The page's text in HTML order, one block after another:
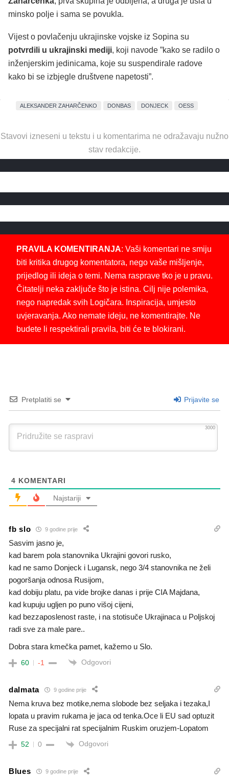
minsko polje i sama se povukla.
Vijest o povlačenju ukrajinske vojske iz Sopina su
potvrdili u ukrajinski mediji, koji navode ”kako se radilo o
inženjerskim jedinicama, koje su suspendirale radove
kako bi se izbjegle društvene napetosti”.
ALEKSANDER ZAHARČENKO DONBAS DONJECK OESS
Stavovi izneseni u tekstu i u komentarima ne odražavaju nužno
stav redakcije.
PRAVILA KOMENTIRANJA: Vaši komentari ne smiju
biti kritika drugog komentatora, nego vaše mišljenje,
prijedlog ili ideja o temi. Nema rasprave tko je u pravu.
Čitatelji neka zaključe što je istina. Cilj nije polemika,
nego napredak svih Logičara. Inspiracija, umjesto
uvjeravanja. Ako nemate ideju, ne komentirajte. Ne
budete li respektirali pravila, biti će te blokirani.
Pretplatiti se Prijavite se
3000
4 KOMENTARI
Najstariji
fb slo 9 godine prije
Sasvim jasno je,
kad barem pola stanovnika Ukrajini govori rusko,
kad ne samo Donjeck i Lugansk, nego 3/4 stanovnika ne želi
pogoršanja odnosa Rusijom,
kad dobiju platu, pa vide brojke danas i prije CIA Majdana,
kad kupuju ugljen po puno višoj cijeni,
kad bezzaposlenost raste, i na stotisuče Ukrajinaca u Poljskoj
radi sve za male pare..
Dobra stara kmečka pamet, kažemo u Slo.
60 -1 Odgovori
dalmata 9 godine prije
Nema kruva bez motike,nema slobode bez seljaka i tezaka,I
lopata u pravim rukama je jaca od tenka.Oce li EU sad optuzit
Ruse za specijalni rat specijalnim Ruskim oruzjem-Lopatom
52 0 Odgovori
Blues 9 godine prije